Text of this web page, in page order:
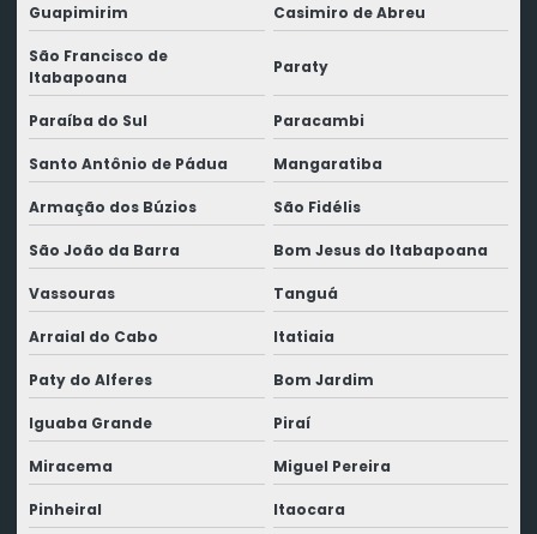
Guapimirim Casimiro de Abreu
São Francisco de
Itabapoana
Paraty
Paraíba do Sul Paracambi
Santo Antônio de Pádua Mangaratiba
Armação dos Búzios São Fidélis
São João da Barra Bom Jesus do Itabapoana
Vassouras Tanguá
Arraial do Cabo Itatiaia
Paty do Alferes Bom Jardim
Iguaba Grande Piraí
Miracema Miguel Pereira
Pinheiral Itaocara